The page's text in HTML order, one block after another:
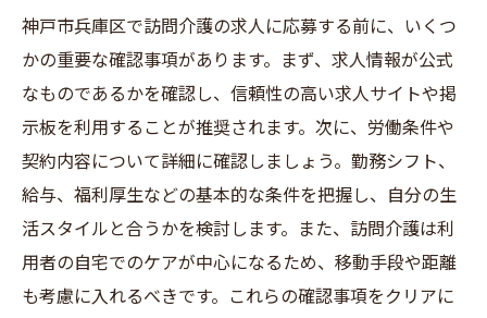
神戸市兵庫区で訪問介護の求人に応募する前に、いくつ
かの重要な確認事項があります。まず、求人情報が公式
なものであるかを確認し、信頼性の高い求人サイトや掲
示板を利用することが推奨されます。次に、労働条件や
契約内容について詳細に確認しましょう。勤務シフト、
給与、福利厚生などの基本的な条件を把握し、自分の生
活スタイルと合うかを検討します。また、訪問介護は利
用者の自宅でのケアが中心になるため、移動手段や距離
も考慮に入れるべきです。これらの確認事項をクリアに